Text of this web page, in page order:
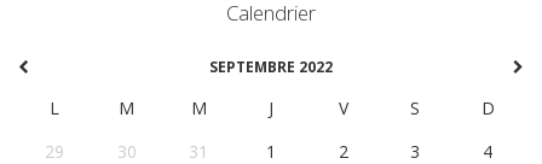
Calendrier
SEPTEMBRE 2022
L M M J V S
D
29
30 31 1 2 3
4